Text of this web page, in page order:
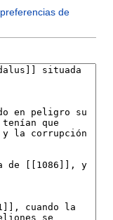
preferencias de